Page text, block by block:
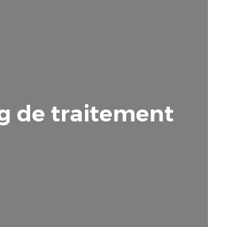
de traitement